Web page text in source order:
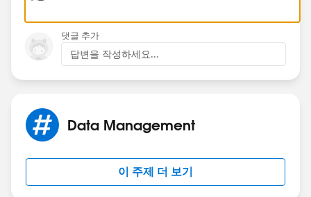
댓글 추가
답변을 작성하세요...
Data Management
이 주제 더 보기